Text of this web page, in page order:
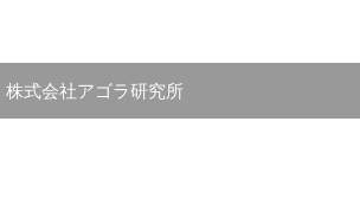
株式会社アゴラ研究所